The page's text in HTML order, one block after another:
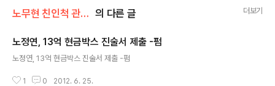
노무현 친인척 관련서류 의 다른 글 더보기
노정연, 13억 현금박스 진술서 제출 -펌
노정연, 13억 현금박스 진술서 제출 -펌
1 0 2012. 6. 25.